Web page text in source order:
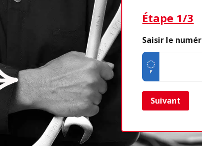
Étape 1/3
Saisir le
Suivant